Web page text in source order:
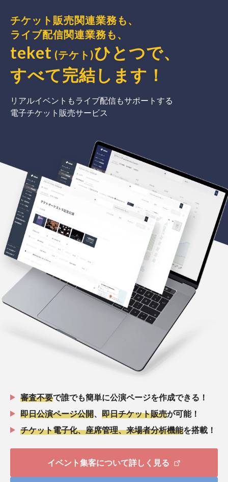
チケット販売関連業務も、
ライブ配信関連業務も、
teket (テケト)ひとつで、
すべて完結 します ！
リアルイベントもライブ配信もサポートする
電子チケット販売サービス
審査不要で誰でも簡単に公演ページを作成できる！
即日公演ページ公開
即日チケット販売が可能！
チケット電子化、座席管理、来場者分析機能を搭載！
イベント集客について詳しく見る